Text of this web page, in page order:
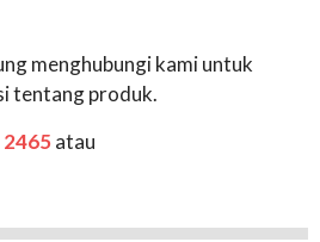
menghubungi kami untuk
tentang produk.
2465atau